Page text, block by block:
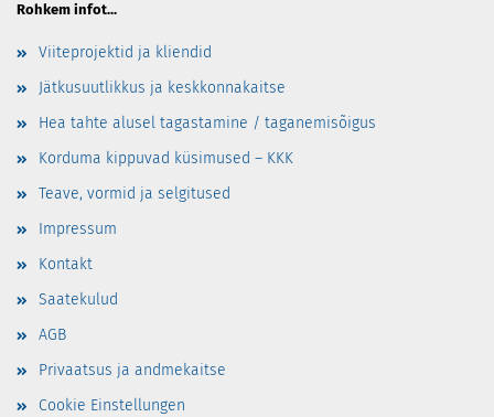
Rohkem infot...
Viiteprojektid ja kliendid
Jätkusuutlikkus ja keskkonnakaitse
Hea tahte alusel tagastamine / taganemisõigus
Korduma kippuvad küsimused – KKK
Teave, vormid ja selgitused
Impressum
Kontakt
Saatekulud
AGB
Privaatsus ja andmekaitse
Cookie Einstellungen